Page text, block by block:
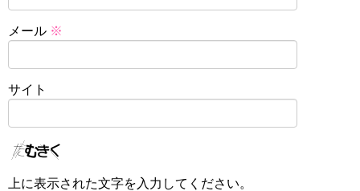
メール ※
サイト
上に表示された文字を入力してください。